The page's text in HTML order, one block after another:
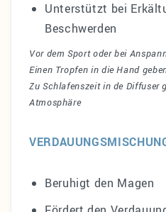
Unterstützt bei
Beschwerden
Vor dem Sport oder bei
Einen Tropfen in die Hand
Zu Schlafenszeit in de Diffuser
Atmosphäre
Beruhigt den Magen